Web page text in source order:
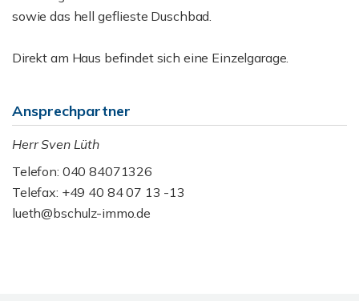
sowie das hell geflieste Duschbad.
Direkt am Haus befindet sich eine Einzelgarage.
Ansprechpartner
Herr Sven Lüth
Telefon: 040 84071326
Telefax: +49 40 84 07 13 -13
lueth@bschulz-immo.de